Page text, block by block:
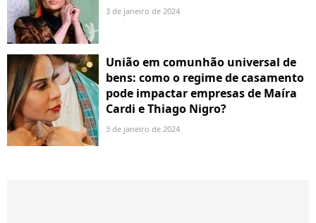
3 de janeiro de 2024
União em comunhão universal de
bens: como o regime de casamento
pode impactar empresas de Maíra
Cardi e Thiago Nigro?
3 de janeiro de 2024